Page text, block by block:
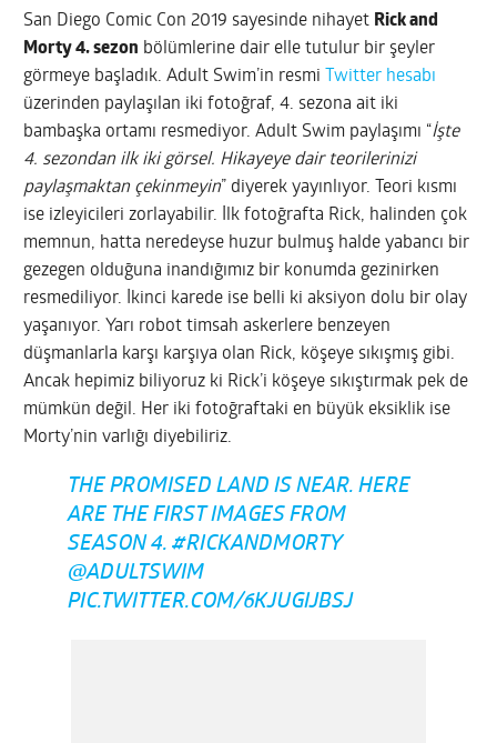
San Diego Comic Con 2019 sayesinde nihayet Rick and
Morty 4. sezon bölümlerine dair elle tutulur bir şeyler
görmeye başladık. Adult Swim’in resmi
Twitter hesabı
üzerinden paylaşılan iki fotoğraf, 4. sezona ait iki
bambaşka ortamı resmediyor. Adult Swim paylaşımı “İşte
4. sezondan ilk iki görsel. Hikayeye dair teorilerinizi
paylaşmaktan çekinmeyin” diyerek yayınlıyor. Teori kısmı
ise izleyicileri zorlayabilir. İlk fotoğrafta Rick, halinden çok
memnun, hatta neredeyse huzur bulmuş halde yabancı bir
gezegen olduğuna inandığımız bir konumda gezinirken
resmediliyor. İkinci karede ise belli ki aksiyon dolu bir olay
yaşanıyor. Yarı robot timsah askerlere benzeyen
düşmanlarla karşı karşıya olan Rick, köşeye sıkışmış gibi.
Ancak hepimiz biliyoruz ki Rick’i köşeye sıkıştırmak pek de
mümkün değil. Her iki fotoğraftaki en büyük eksiklik ise
Morty’nin varlığı diyebiliriz.
THE PROMISED LAND IS NEAR. HERE
ARE THE FIRST IMAGES FROM
SEASON 4.#RICKANDMORTY
@ADULTSWIM
PIC.TWITTER.COM/6KJUGIJBSJ